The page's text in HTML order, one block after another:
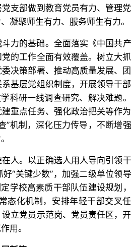
支部做到教育党员有力、管理党
凝聚师生有力、服务师生有力。
力的基础。全面落实《中国共产
的工作全面有效覆盖。树立大抓
决策部署、推动高质量发展、团
基层党组织制度，开展领导干部
科研一线调查研究、解决难题。
重点任务、强化政治把关等作为
”机制，深化压力传导，不断增强
人。以正确选人用人导向引领干
“关键少数”，加强二级单位领导
学校高素质干部队伍建设规划，
态化机制，安排年轻干部交叉任
立党员示范岗、党员责任区，开
用。